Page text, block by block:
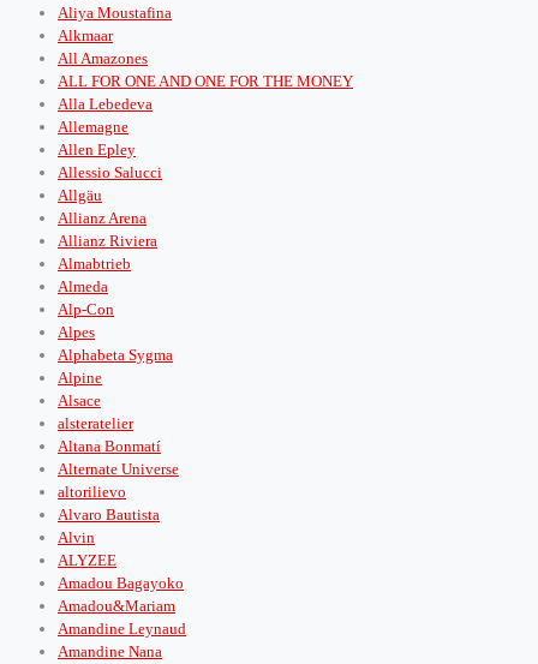
Aliya Moustafina
Alkmaar
All Amazones
ALL FOR ONE AND ONE FOR THE MONEY
Alla Lebedeva
Allemagne
Allen Epley
Allessio Salucci
Allgäu
Allianz Arena
Allianz Riviera
Almabtrieb
Almeda
Alp-Con
Alpes
Alphabeta Sygma
Alpine
Alsace
alsteratelier
Altana Bonmatí
Alternate Universe
altorilievo
Alvaro Bautista
Alvin
ALYZEE
Amadou Bagayoko
Amadou&Mariam
Amandine Leynaud
Amandine Nana